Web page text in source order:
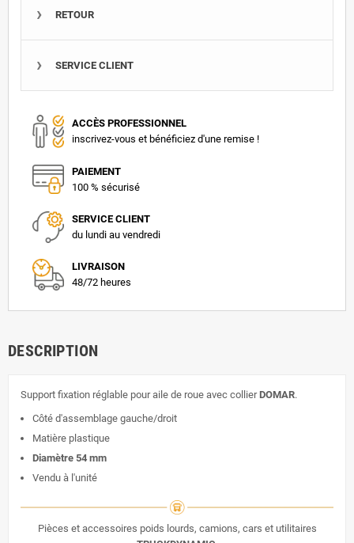
RETOUR
SERVICE CLIENT
ACCÈS PROFESSIONNEL
inscrivez-vous et bénéficiez d'une remise !
PAIEMENT
100 % sécurisé
SERVICE CLIENT
du lundi au vendredi
LIVRAISON
48/72 heures
DESCRIPTION
Support fixation réglable pour aile de roue avec collierDOMAR.
Côté d'assemblage gauche/droit
Matière plastique
Diamètre 54 mm
Vendu à l'unité
Pièces et accessoires poids lourds, camions, cars et utilitaires